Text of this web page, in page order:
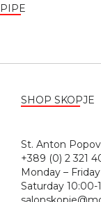
PIPE
SHOP SKOPJE
St.
+389 (0) 2 321
Monday –
Saturday 10:00-